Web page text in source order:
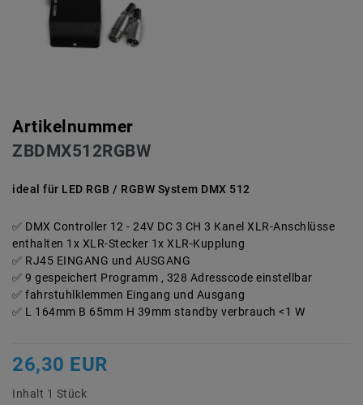
Artikelnummer
ZBDMX512RGBW
ideal für LED RGB / RGBW System DMX 512
DMX Controller 12 - 24V DC 3 CH 3 Kanel XLR-Anschlüsse
enthalten 1x XLR-Stecker 1x XLR-Kupplung
RJ45 EINGANG und AUSGANG
9 gespeichert Programm , 328 Adresscode einstellbar
fahrstuhlklemmen Eingang und Ausgang
L 164mm B 65mm H 39mm standby verbrauch <1 W
26,30 EUR
Inhalt 1 Stück